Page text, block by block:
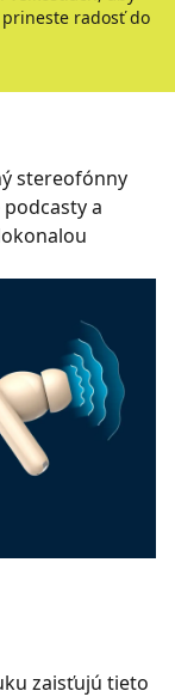
radosť do
stereofónny
a
zaisťujú tieto